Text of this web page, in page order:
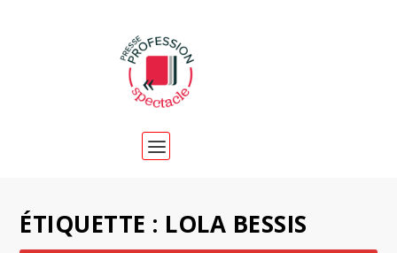
ÉTIQUETTE : LOLA BESSIS